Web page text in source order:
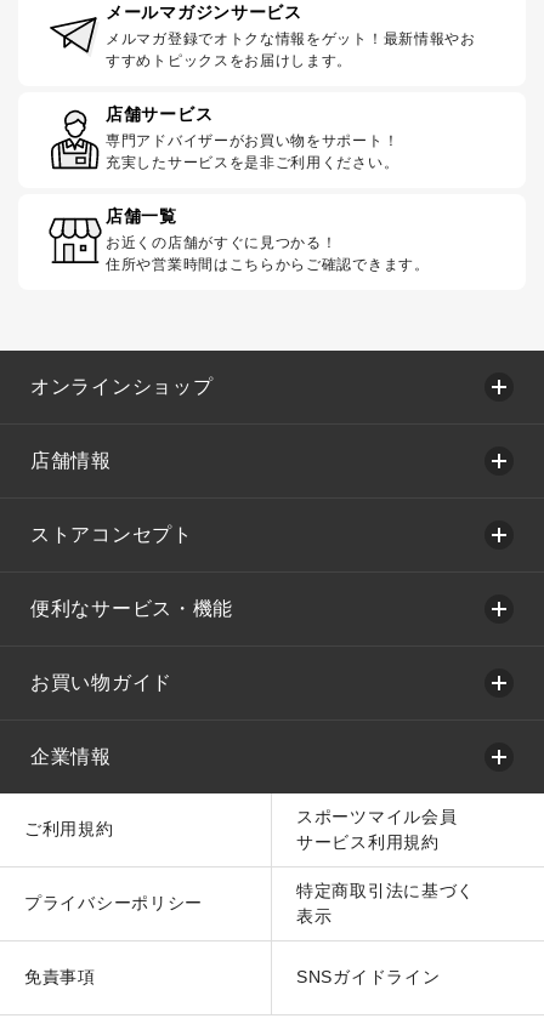
メールマガジンサービス
メルマガ登録でオトクな情報をゲット！最新情報やお
すすめトピックスをお届けします。
店舗サービス
専門アドバイザーがお買い物をサポート！
充実したサービスを是非ご利用ください。
店舗一覧
お近くの店舗がすぐに見つかる！
住所や営業時間はこちらからご確認できます。
オンラインショップ
店舗情報
ストアコンセプト
便利なサービス・機能
お買い物ガイド
企業情報
ご利用規約
スポーツマイル会員
サービス利用規約
プライバシーポリシー
特定商取引法に基づく
表示
免責事項 SNSガイドライン